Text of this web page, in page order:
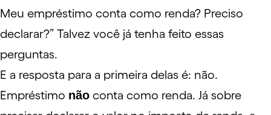
Meu empréstimo conta como renda? Preciso
declarar?” Talvez você já tenha feito essas
perguntas.
E a resposta para a primeira delas é: não.
Empréstimo não conta como renda. Já sobre